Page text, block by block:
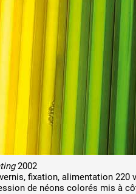
2002
fixation, alimentation 220
de néons colorés mis à